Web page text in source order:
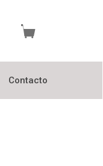
Contacto